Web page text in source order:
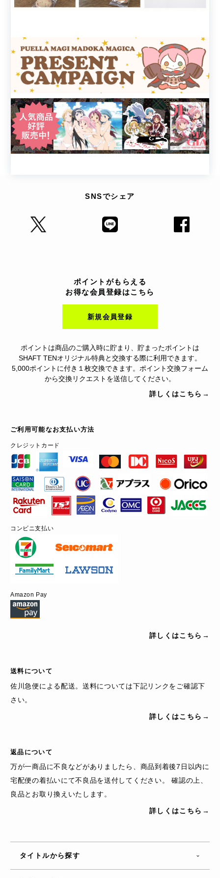
SNSでシェア
ポイントがもらえる
お得な会員登録はこちら
新規会員登録
ポイントは商品のご購入時に貯まり、貯まったポイントは
SHAFT TENオリジナル特典と交換する際に利用できます。
5,000ポイントに付き１枚交換できます。ポイント交換フォーム
から交換リクエストを送信してください。
詳しくはこちら→
ご利用可能なお支払い方法
クレジットカード
コンビニ支払い
Amazon Pay
詳しくはこちら→
送料について
佐川急便による配送。送料については下記リンクをご確認下
さい。
詳しくはこちら→
返品について
万が一商品に不良などがありましたら、商品到着後7日以内に
宅配便の着払いにて不良品を送付してください。 確認の上、
良品とお取り換えいたします。
詳しくはこちら→
タイトルから探す